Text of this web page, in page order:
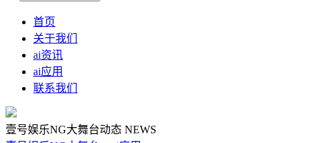
首页
关于我们
ai资讯
ai应用
联系我们
壹号娱乐NG大舞台动态 NEWS